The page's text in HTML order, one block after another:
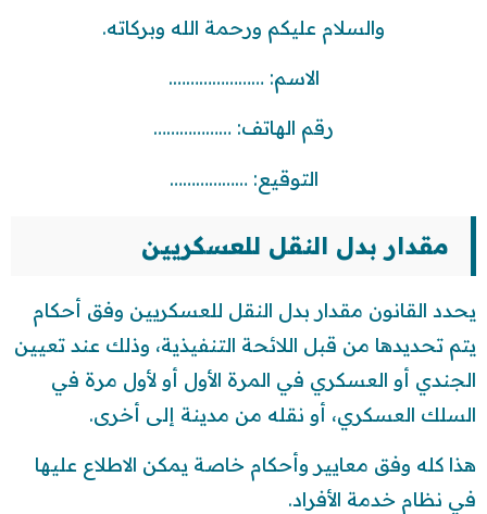
والسلام عليكم ورحمة الله وبركاته.
الاسم: ………………….
رقم الهاتف: ………………
التوقيع: ………………
مقدار بدل النقل للعسكريين
يحدد القانون مقدار بدل النقل للعسكريين وفق أحكام
يتم تحديدها من قبل اللائحة التنفيذية، وذلك عند تعيين
الجندي أو العسكري في المرة الأول أو لأول مرة في
السلك العسكري، أو نقله من مدينة إلى أخرى.
هذا كله وفق معايير وأحكام خاصة يمكن الاطلاع عليها
في نظام خدمة الأفراد.